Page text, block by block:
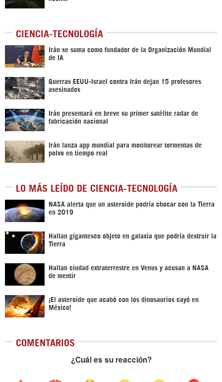
CIENCIA-TECNOLOGÍA
Irán se suma como fundador de la Organización Mundial
de IA
Guerras EEUU-Israel contra Irán dejan 15 profesores
asesinados
Irán presentará en breve su primer satélite radar de
fabricación nacional
Irán lanza app mundial para monitorear tormentas de
polvo en tiempo real
LO MÁS LEÍDO DE CIENCIA-TECNOLOGÍA
NASA alerta que un asteroide podría chocar con la Tierra
en 2019
Hallan gigantesco objeto en galaxia que podría destruir la
Tierra
Hallan ciudad extraterrestre en Venus y acusan a NASA
de mentir
¡El asteroide que acabó con los dinosaurios cayó en
México!
COMENTARIOS